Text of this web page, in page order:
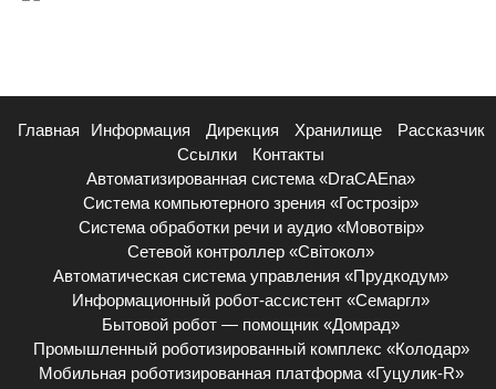
Главная Информация Дирекция Хранилище
Рассказчик
Ссылки
Контакты
Автоматизированная система «DraCAEna»
Система компьютерного зрения «Гострозір»
Система обработки речи и аудио «Мовотвір»
Сетевой контроллер «Світокол»
Автоматическая система управления «Прудкодум»
Информационный робот-ассистент «Семаргл»
Бытовой робот — помощник «Домрад»
Промышленный роботизированный комплекс «Колодар»
Мобильная роботизированная платформа «Гуцулик-R»